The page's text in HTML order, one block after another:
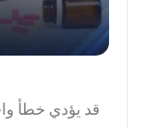
قد يؤدي خطأ